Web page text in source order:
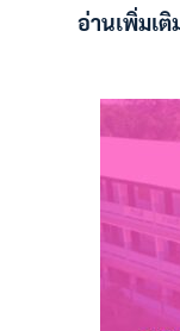
อ่านเพิ่มเ